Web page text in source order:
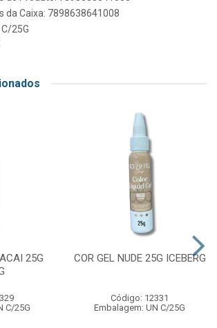
da Caixa: 7898638641008
25G
25G
C/25G
COR GEL NUDE 25G ICEBERG
Código: 12331
Embalagem: UN C/25G